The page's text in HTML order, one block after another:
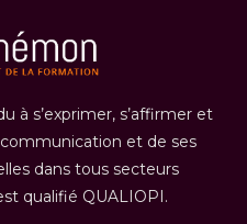
à s’exprimer, s’affirmer et
et de ses
dans tous secteurs
qualifié QUALIOPI.